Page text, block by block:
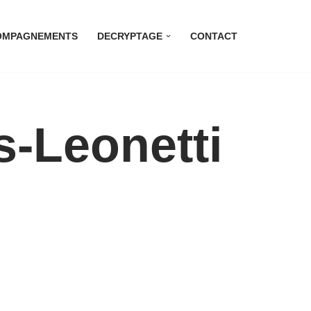
DECRYPTAGE CONTACT
Leonetti